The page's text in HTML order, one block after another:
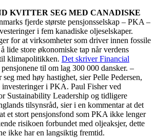
KVITTER SEG MED CANADISKE
fjerde største pensjonsselskap – PKA –
i fem kanadiske oljeselskaper.
for at virksomheter som driver innen fossile
lide store økonomiske tap når verdens
klimapolitikken. Det skriver Financial
til om lag 300 000 dansker. –
med høy hastighet, sier Pelle Pedersen,
i PKA. Paul Fisher ved
Sustainability Leadership og tidligere
tilsynsråd, sier i en kommentar at det
et stort pensjonsfond som PKA ikke lenger
risikoen forbundet med oljeaksjer, dette
ikke har en langsiktig fremtid.